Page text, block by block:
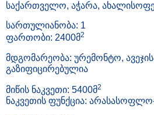
საქართველო, აჭარა,
სართულიანობა: 1
ფართობი: 2400მ2
მდგომარეობა: ურემონტო,
გაზიფიცირებულია
მიწის ნაკვეთი: 5400მ2
ნაკვეთის ფუნქცია: